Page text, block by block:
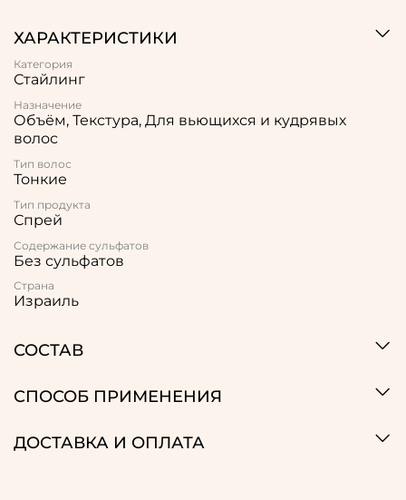
ХАРАКТЕРИСТИКИ
Категория
Стайлинг
Назначение
Объём, Текстура, Для вьющихся и кудрявых
волос
Тип волос
Тонкие
Тип продукта
Спрей
Содержание сульфатов
Без сульфатов
Страна
Израиль
СОСТАВ
СПОСОБ ПРИМЕНЕНИЯ
ДОСТАВКА И ОПЛАТА